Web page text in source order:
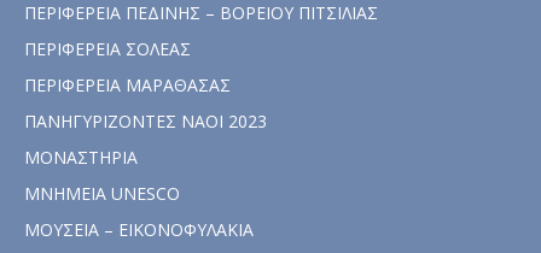
ΠΕΡΙΦΕΡΕΙΑ ΠΕΔΙΝΗΣ – ΒΟΡΕΙΟΥ ΠΙΤΣΙΛΙΑΣ
ΠΕΡΙΦΕΡΕΙΑ ΣΟΛΕΑΣ
ΠΕΡΙΦΕΡΕΙΑ ΜΑΡΑΘΑΣΑΣ
ΠΑΝΗΓΥΡΙΖΟΝΤΕΣ ΝΑΟΙ 2023
ΜΟΝΑΣΤΗΡΙΑ
ΜΝΗΜΕΙΑ UNESCO
ΜΟΥΣΕΙΑ – ΕΙΚΟΝΟΦΥΛΑΚΙΑ